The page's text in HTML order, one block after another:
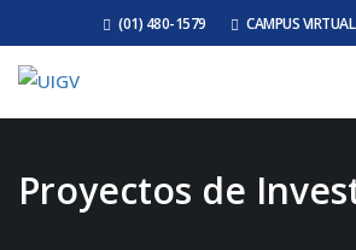
(01) 480-1579 CAMPUS VIRTUAL
Proyectos de